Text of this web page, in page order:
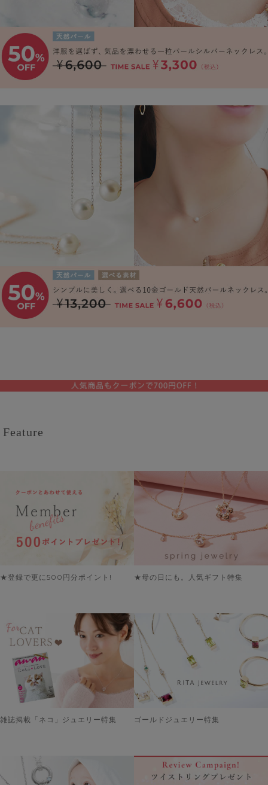
Feature
★登録で更に500円分ポイント! ★母の日にも。人気ギフト特集
雑誌掲載「ネコ」ジュエリー特集 ゴールドジュエリー特集